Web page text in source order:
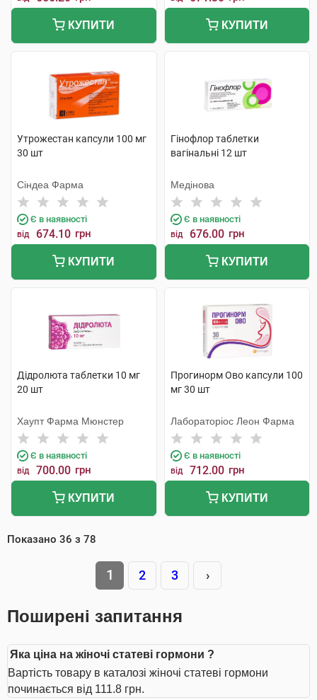
КУПИТИ КУПИТИ
Утрожестан капсули 100 мг
30 шт
Сіндеа Фарма
Є в наявності
від 674.10 грн
КУПИТИ
Гінофлор таблетки
вагінальні 12 шт
Медінова
Є в наявності
від 676.00 грн
КУПИТИ
Дідролюта таблетки 10 мг
20 шт
Хаупт Фарма Мюнстер
Є в наявності
від 700.00 грн
КУПИТИ
Прогинорм Ово капсули 100
мг 30 шт
Лабораторіос Леон Фарма
Є в наявності
від 712.00 грн
КУПИТИ
Показано 36 з 78
1 2 3 ›
Поширені запитання
Яка ціна на жіночі статеві гормони ?
Вартість товару в каталозі жіночі статеві гормони
починається від 111.8 грн.